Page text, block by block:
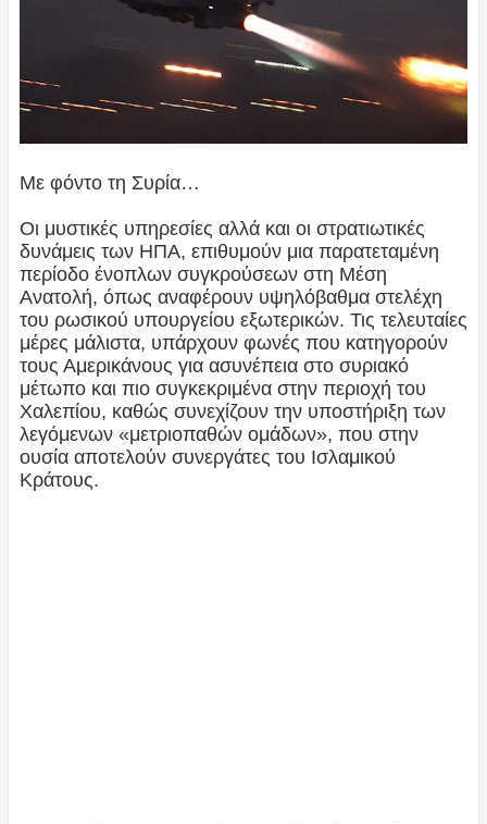
Με φόντο τη Συρία…
Οι μυστικές υπηρεσίες αλλά και οι στρατιωτικές
δυνάμεις των ΗΠΑ, επιθυμούν μια παρατεταμένη
περίοδο ένοπλων συγκρούσεων στη Μέση
Ανατολή, όπως αναφέρουν υψηλόβαθμα στελέχη
του ρωσικού υπουργείου εξωτερικών. Τις τελευταίες
μέρες μάλιστα, υπάρχουν φωνές που κατηγορούν
τους Αμερικάνους για ασυνέπεια στο συριακό
μέτωπο και πιο συγκεκριμένα στην περιοχή του
Χαλεπίου, καθώς συνεχίζουν την υποστήριξη των
λεγόμενων «μετριοπαθών ομάδων», που στην
ουσία αποτελούν συνεργάτες του Ισλαμικού
Κράτους.